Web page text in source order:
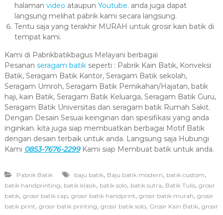
halaman video ataupun Youtube. anda juga dapat
langsung melihat pabrik kami secara langsung.
Tentu saja yang terakhir MURAH untuk grosir kain batik di
tempat kami.
Kami di Pabrikbatikbagus Melayani berbagai
Pesanan seragam batikseperti : Pabrik Kain Batik, Konveksi
Batik, Seragam Batik Kantor, Seragam Batik sekolah,
Seragam Umroh, Seragam Batik Pernikahan/Hajatan, batik
haji, kain Batik, Seragam Batik Keluarga, Seragam Batik Guru,
Seragam Batik Universitas dan seragam batik Rumah Sakit.
Dengan Desain Sesuai keinginan dan spesifikasi yang anda
inginkan. kita juga siap membuatkan berbagai Motif Batik
dengan desain terbaik untuk anda. Langsung saja Hubungi
Kami 0853-7676-2299Kami siap Membuat batik untuk anda.
Pabrik Batik baju batik, Baju batik modern, batik custom,
batik handprinting, batik klasik, batik solo, batik sutra, Batik Tulis, grosir
batik, grosir batik cap, grosir batik handprint, grosir batik murah, grosir
batik print, grosir batik printing, grosir batik solo, Grosir Kain Batik, grosir